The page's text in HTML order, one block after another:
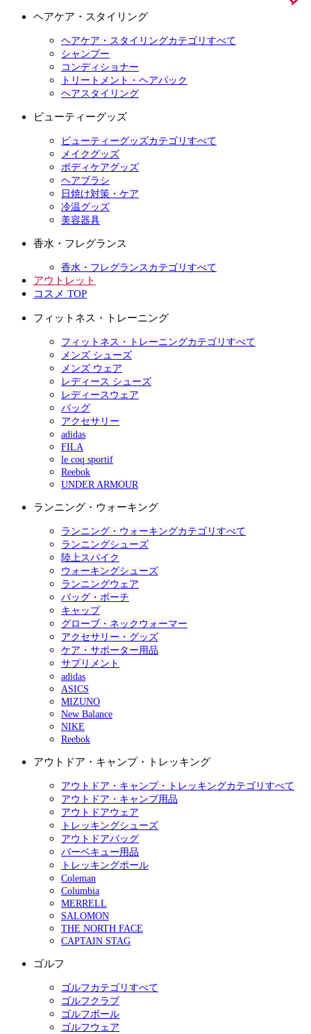
ヘアケア・スタイリング
ヘアケア・スタイリングカテゴリすべて
シャンプー
コンディショナー
トリートメント・ヘアパック
ヘアスタイリング
ビューティーグッズ
ビューティーグッズカテゴリすべて
メイクグッズ
ボディケアグッズ
ヘアブラシ
日焼け対策・ケア
冷温グッズ
美容器具
香水・フレグランス
香水・フレグランスカテゴリすべて
アウトレット
コスメ TOP
フィットネス・トレーニング
フィットネス・トレーニングカテゴリすべて
メンズ シューズ
メンズ ウェア
レディース シューズ
レディースウェア
バッグ
アクセサリー
adidas
FILA
le coq sportif
Reebok
UNDER ARMOUR
ランニング・ウォーキング
ランニング・ウォーキングカテゴリすべて
ランニングシューズ
陸上スパイク
ウォーキングシューズ
ランニングウェア
バッグ・ポーチ
キャップ
グローブ・ネックウォーマー
アクセサリー・グッズ
ケア・サポーター用品
サプリメント
adidas
ASICS
MIZUNO
New Balance
NIKE
Reebok
アウトドア・キャンプ・トレッキング
アウトドア・キャンプ・トレッキングカテゴリすべて
アウトドア・キャンプ用品
アウトドアウェア
トレッキングシューズ
アウトドアバッグ
バーベキュー用品
トレッキングポール
Coleman
Columbia
MERRELL
SALOMON
THE NORTH FACE
CAPTAIN STAG
ゴルフ
ゴルフカテゴリすべて
ゴルフクラブ
ゴルフボール
ゴルフウェア